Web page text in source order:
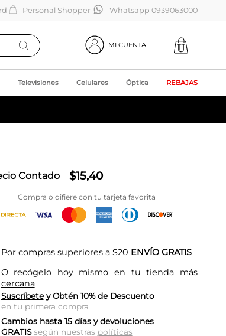
Personal Shopper Whatsapp 0939063000
MI CUENTA
Televisiones Celulares Óptica REBAJAS
Contado $15,40
Compra o difiere con tu tarjeta favorita
Por compras superiores a $20 ENVÍO GRATIS
O recógelo hoy mismo en tutienda más
cercana
Suscríbetey Obtén 10% de Descuento
en tu primera compra
Cambios hasta 15 días y devoluciones
GRATISsegún nuestras políticas